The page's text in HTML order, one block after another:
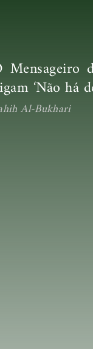
Mensageiro
‘Não há
Al-Bukhari